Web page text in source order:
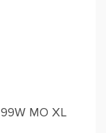
MO XL